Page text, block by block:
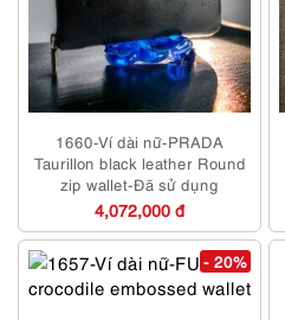
1660-Ví dài nữ-PRADA
Taurillon black leather Round
zip wallet-Đã sử dụng
4,072,000 đ
- 20%